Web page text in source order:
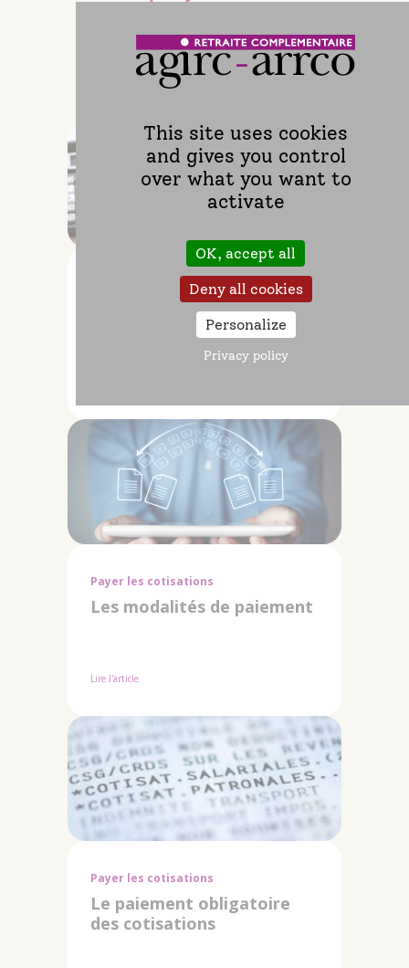
intéresser
Calculer et déclarer
Le calcul des cotisations de
retraite complémentaire
Payer les cotisations
Les modalités de paiement
Lire l'article
Payer les cotisations
Le paiement obligatoire
des cotisations
This site uses cookies
and gives you control
over what you want to
activate
OK, accept all
Deny all cookies
Personalize
Privacy policy